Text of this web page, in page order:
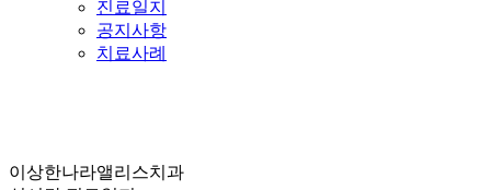
진료일지
공지사항
치료사례
이상한나라앨리스치과